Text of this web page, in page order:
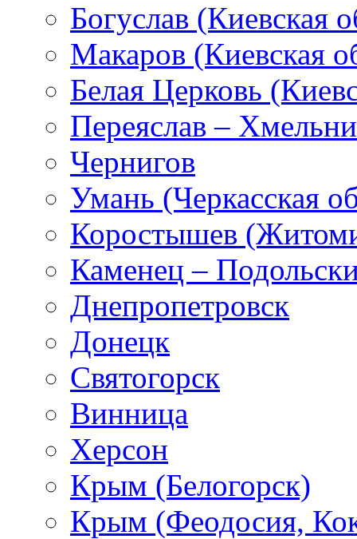
Богуслав (Киевская
Макаров (Киевская
Белая Церковь
Переяслав –
Чернигов
Умань (Черкасская
Коростышев
Каменец –
Днепропетровск
Донецк
Святогорск
Винница
Херсон
Крым (Белогорск)
Крым (Феодосия,